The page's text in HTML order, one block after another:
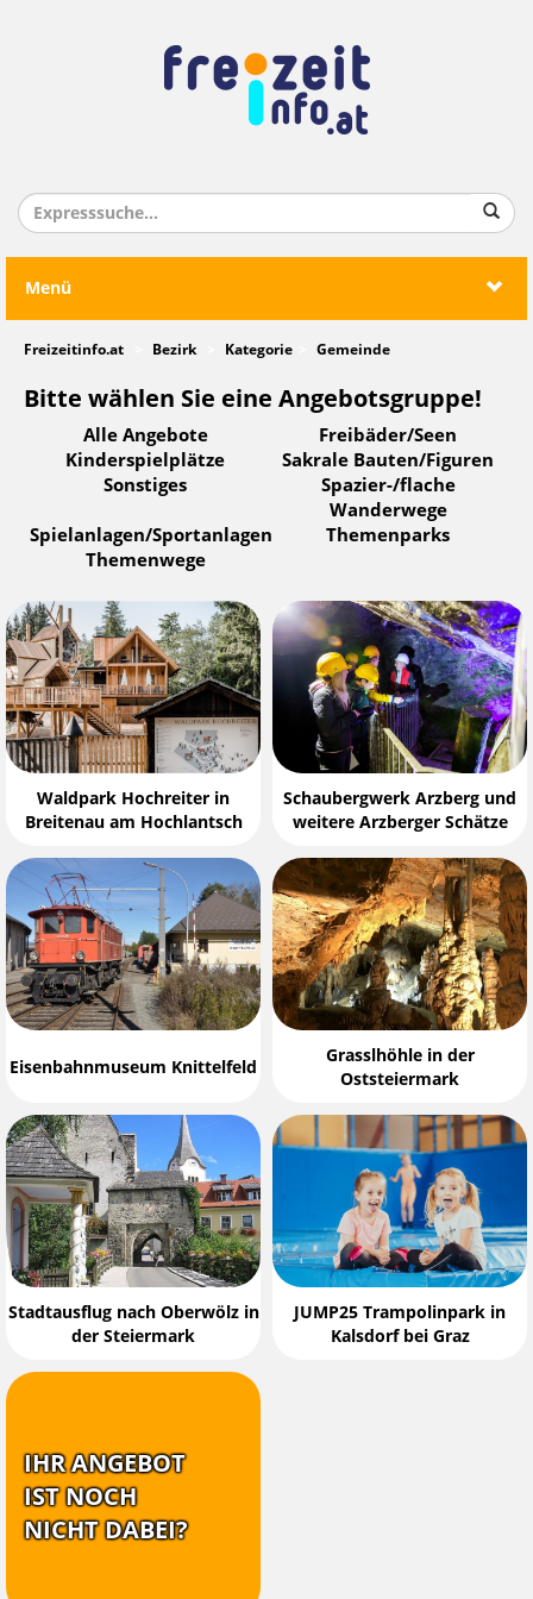
Menü
Freizeitinfo.at Bezirk Kategorie Gemeinde
Bitte wählen Sie eine Angebotsgruppe!
Alle Angebote
Freibäder/Seen
Kinderspielplätze
Sakrale Bauten/Figuren
Sonstiges
Spazier-/flache
Wanderwege
Spielanlagen/Sportanlagen
Themenparks
Themenwege
Waldpark Hochreiter in
Breitenau am Hochlantsch
Schaubergwerk Arzberg und
weitere Arzberger Schätze
Eisenbahnmuseum Knittelfeld
Grasslhöhle in der
Oststeiermark
Stadtausflug nach Oberwölz in
der Steiermark
JUMP25 Trampolinpark in
Kalsdorf bei Graz
IHR ANGEBOT
IST NOCH
NICHT DABEI?